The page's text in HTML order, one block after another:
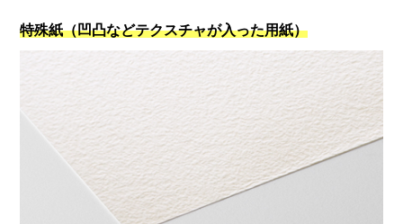
特殊紙（凹凸などテクスチャが入った用紙）